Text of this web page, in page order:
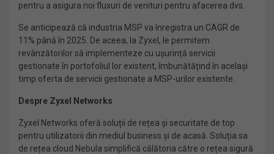
pentru a asigura noi fluxuri de venituri pentru afacerea dvs.
Se anticipează că industria MSP va înregistra un CAGR de
11% până în 2025. De aceea, la Zyxel, le permitem
revânzătorilor să implementeze cu ușurință servicii
gestionate în portofoliul lor existent, îmbunătățind în același
timp oferta de servicii gestionate a MSP-urilor existente.
Despre Zyxel Networks
Zyxel Networks oferă soluții de rețea și securitate de top
pentru utilizatorii din mediul business și de acasă. Soluția sa
de rețea cloud Nebula simplifică călătoria către o rețea sigură